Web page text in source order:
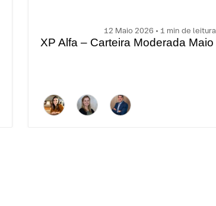
12 Maio 2026 • 1 min de leitura
XP Alfa – Carteira Moderada Maio